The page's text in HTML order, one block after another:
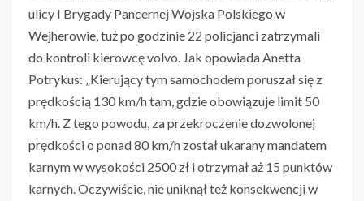
ulicy I Brygady Pancernej Wojska Polskiego w
Wejherowie, tuż po godzinie 22 policjanci zatrzymali
do kontroli kierowcę volvo. Jak opowiada Anetta
Potrykus: „Kierujący tym samochodem poruszał się z
prędkością 130 km/h tam, gdzie obowiązuje limit 50
km/h. Z tego powodu, za przekroczenie dozwolonej
prędkości o ponad 80 km/h został ukarany mandatem
karnym w wysokości 2500 zł i otrzymał aż 15 punktów
karnych. Oczywiście, nie uniknął też konsekwencji w